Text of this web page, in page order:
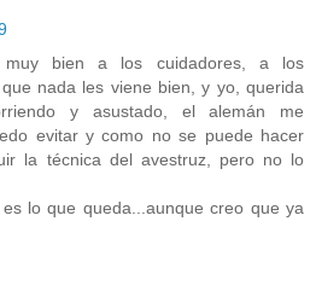
muy bien a los cuidadores, a los
nada les viene bien, y yo, querida
y asustado, el alemán me
evitar y como no se puede hacer
la técnica del avestruz, pero no lo
lo que queda...aunque creo que ya